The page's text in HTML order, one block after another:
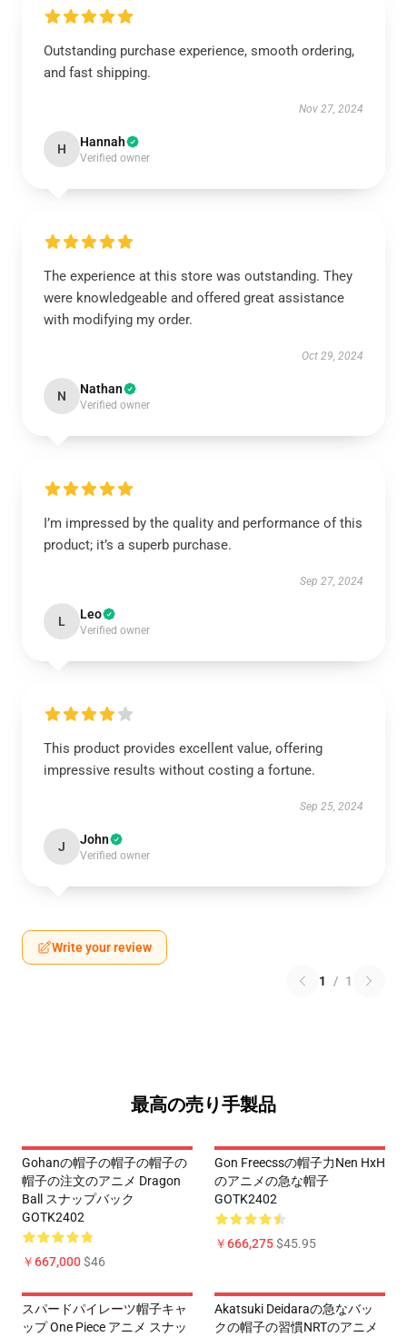
Outstanding purchase experience, smooth ordering,
and fast shipping.
Nov 27, 2024
H Hannah
Verified owner
The experience at this store was outstanding. They
were knowledgeable and offered great assistance
with modifying my order.
Oct 29, 2024
N Nathan
Verified owner
I’m impressed by the quality and performance of this
product; it’s a superb purchase.
Sep 27, 2024
L Leo
Verified owner
This product provides excellent value, offering
impressive results without costing a fortune.
Sep 25, 2024
J John
Verified owner
Write your review
1 / 1
最高の売り手製品
Gohanの帽子の帽子の帽子の
帽子の注文のアニメ Dragon
Ball スナップバック
GOTK2402
￥667,000$46
Gon Freecssの帽子力Nen HxH
のアニメの急な帽子
GOTK2402
￥666,275$45.95
スパードパイレーツ帽子キャ
ップ One Piece アニメ スナッ
Akatsuki Deidaraの急なバッ
クの帽子の習慣NRTのアニメ